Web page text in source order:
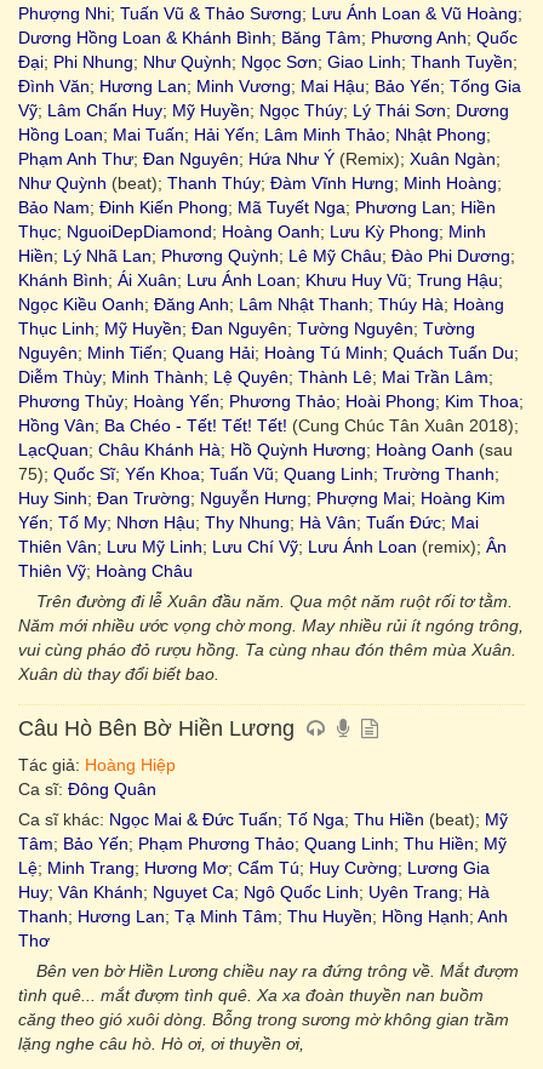
Phượng Nhi; Tuấn Vũ & Thảo Sương; Lưu Ánh Loan & Vũ Hoàng;
Dương Hồng Loan & Khánh Bình; Băng Tâm; Phương Anh; Quốc
Đại; Phi Nhung; Như Quỳnh; Ngọc Sơn; Giao Linh; Thanh Tuyền;
Đình Văn; Hương Lan; Minh Vương; Mai Hậu; Bảo Yến; Tống Gia
Vỹ; Lâm Chấn Huy; Mỹ Huyền; Ngọc Thúy; Lý Thái Sơn; Dương
Hồng Loan; Mai Tuấn; Hải Yến; Lâm Minh Thảo; Nhật Phong;
Phạm Anh Thư; Đan Nguyên; Hứa Như Ý (Remix); Xuân Ngàn;
Như Quỳnh (beat); Thanh Thúy; Đàm Vĩnh Hưng; Minh Hoàng;
Bảo Nam; Đinh Kiến Phong; Mã Tuyết Nga; Phương Lan; Hiền
Thục; NguoiDepDiamond; Hoàng Oanh; Lưu Kỳ Phong; Minh
Hiền; Lý Nhã Lan; Phương Quỳnh; Lê Mỹ Châu; Đào Phi Dương;
Khánh Bình; Ái Xuân; Lưu Ánh Loan; Khưu Huy Vũ; Trung Hậu;
Ngọc Kiều Oanh; Đăng Anh; Lâm Nhật Thanh; Thúy Hà; Hoàng
Thục Linh; Mỹ Huyền; Đan Nguyên; Tường Nguyên; Tường
Nguyên; Minh Tiến; Quang Hải; Hoàng Tú Minh; Quách Tuấn Du;
Diễm Thùy; Minh Thành; Lệ Quyên; Thành Lê; Mai Trần Lâm;
Phương Thủy; Hoàng Yến; Phương Thảo; Hoài Phong; Kim Thoa;
Hồng Vân; Ba Chéo - Tết! Tết! Tết! (Cung Chúc Tân Xuân 2018);
LạcQuan; Châu Khánh Hà; Hồ Quỳnh Hương; Hoàng Oanh (sau
75); Quốc Sĩ; Yến Khoa; Tuấn Vũ; Quang Linh; Trường Thanh;
Huy Sinh; Đan Trường; Nguyễn Hưng; Phượng Mai; Hoàng Kim
Yến; Tố My; Nhơn Hậu; Thy Nhung; Hà Vân; Tuấn Đức; Mai
Thiên Vân; Lưu Mỹ Linh; Lưu Chí Vỹ; Lưu Ánh Loan (remix); Ân
Thiên Vỹ; Hoàng Châu
Trên đường đi lễ Xuân đầu năm. Qua một năm ruột rối tơ tằm.
Năm mới nhiều ước vọng chờ mong. May nhiều rủi ít ngóng trông,
vui cùng pháo đỏ rượu hồng. Ta cùng nhau đón thêm mùa Xuân.
Xuân dù thay đổi biết bao.
Câu Hò Bên Bờ Hiền Lương
Tác giả: Hoàng Hiệp
Ca sĩ: Đông Quân
Ca sĩ khác: Ngọc Mai & Đức Tuấn; Tố Nga; Thu Hiền (beat); Mỹ
Tâm; Bảo Yến; Phạm Phương Thảo; Quang Linh; Thu Hiền; Mỹ
Lệ; Minh Trang; Hương Mơ; Cẩm Tú; Huy Cường; Lương Gia
Huy; Vân Khánh; Nguyet Ca; Ngô Quốc Linh; Uyên Trang; Hà
Thanh; Hương Lan; Tạ Minh Tâm; Thu Huyền; Hồng Hạnh; Anh
Thơ
Bên ven bờ Hiền Lương chiều nay ra đứng trông về. Mắt đượm
tình quê... mắt đượm tình quê. Xa xa đoàn thuyền nan buồm
căng theo gió xuôi dòng. Bỗng trong sương mờ không gian trầm
lặng nghe câu hò. Hò ơi, ơi thuyền ơi,